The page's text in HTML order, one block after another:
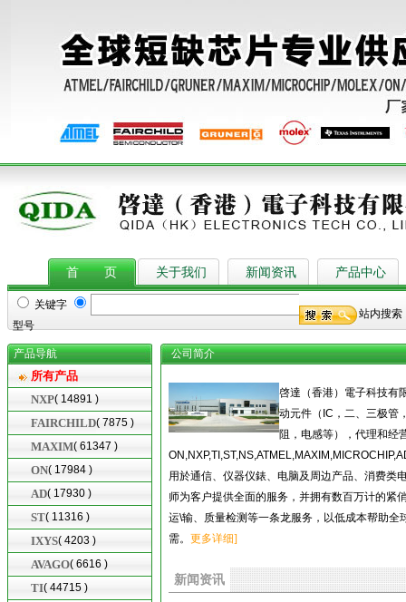
首 页 关于我们 新闻资讯 产品中心
关键字
型号
站内搜索
产品导航
所有产品
NXP( 14891 )
FAIRCHILD( 7875 )
MAXIM( 61347 )
ON( 17984 )
AD( 17930 )
ST( 11316 )
IXYS( 4203 )
AVAGO( 6616 )
TI( 44715 )
公司简介
啓達（香港）電子科技有
动元件（ IC， 二、 三极管
阻，电感等），代理和经
用於通信、仪器仪錶、电脑及周边产品、消费类
师为客户提供全面的服务，并拥有数百万计的紧
运\输、质量检测等一条龙服务，以低成本帮助
需。 更多详细]
新闻资讯